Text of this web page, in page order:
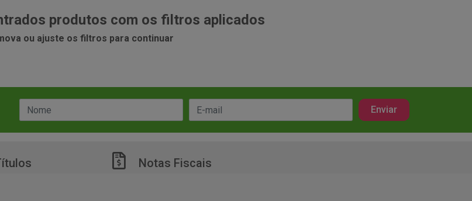
produtos com os filtros aplicados
ou ajuste os filtros para continuar
Notas Fiscais